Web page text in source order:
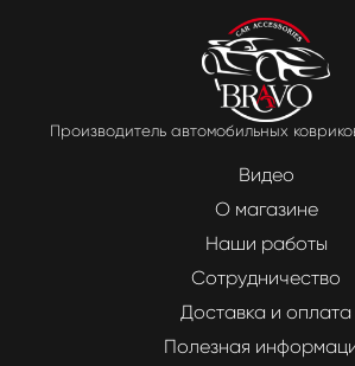
Производитель автомобильных
Видео
О магазине
Наши работы
Сотрудничество
Доставка и оплата
Полезная